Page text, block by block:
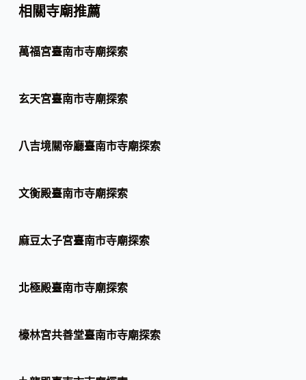
相關寺廟推薦
萬福宮臺南市寺廟探索
玄天宮臺南市寺廟探索
八吉境關帝廳臺南市寺廟探索
文衡殿臺南市寺廟探索
麻豆太子宮臺南市寺廟探索
北極殿臺南市寺廟探索
檺林宮共善堂臺南市寺廟探索